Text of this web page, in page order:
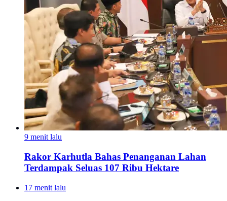
9 menit lalu
Rakor Karhutla Bahas Penanganan Lahan
Terdampak Seluas 107 Ribu Hektare
17 menit lalu